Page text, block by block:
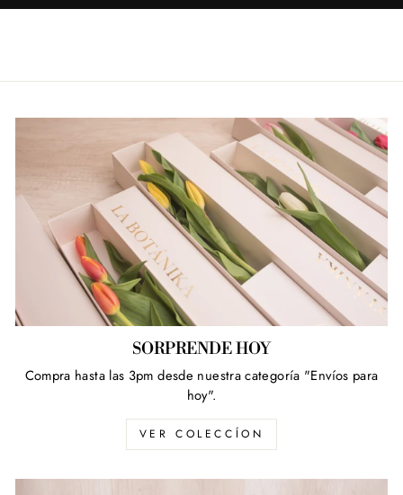
SORPRENDE HOY
Compra hasta las 3pm desde nuestra categoría "Envíos para
hoy".
VER COLECCÍON